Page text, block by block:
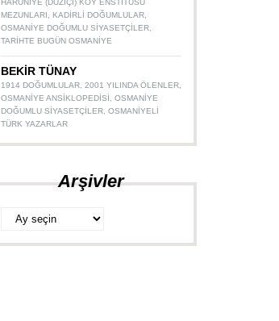
HARUNIYE (DÜZIÇI) KÖY ENSTITÜSÜ
MEZUNLARI
KADIRLI DOĞUMLULAR,
OSMANIYE DOĞUMLU SIYASETÇILER,
TARIHTE BUGÜN OSMANIYE
BEKİR TÜNAY
1914 DOĞUMLULAR, 2001 YILINDA ÖLENLER,
OSMANIYE ANSIKLOPEDISI
OSMANIYE
DOĞUMLU SIYASETÇILER, OSMANIYELI
TÜRK YAZARLAR
Arşivler
Arşivler